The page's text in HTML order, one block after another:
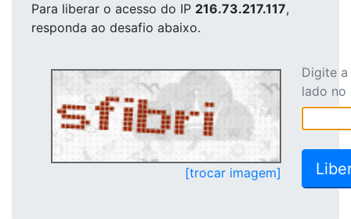
Para liberar o acesso do IP 216.73.217.117,
responda ao desafio abaixo.
[trocar imagem]
Digite
lado no